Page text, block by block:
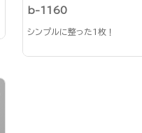
b-1160
シンプルに整った1枚！